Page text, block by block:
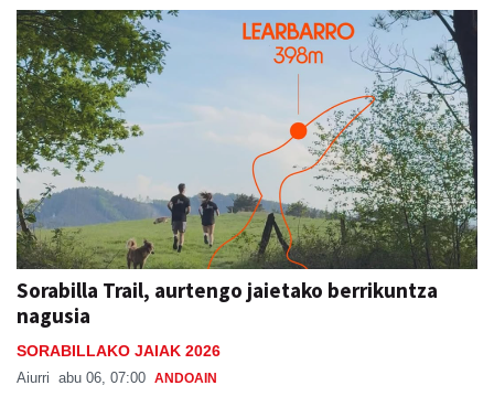
Sorabilla Trail, aurtengo jaietako berrikuntza
nagusia
SORABILLAKO JAIAK 2026
Aiurri abu 06, 07:00 ANDOAIN